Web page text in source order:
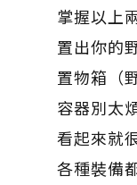
掌握以上
置出你的
置物箱（
容器別太
看起來就
各種裝備